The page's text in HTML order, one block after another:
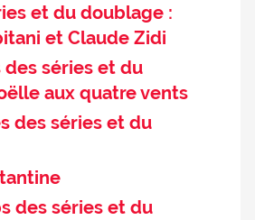
et du doublage :
et Claude Zidi
séries et du
aux quatre vents
des séries et du
des séries et du